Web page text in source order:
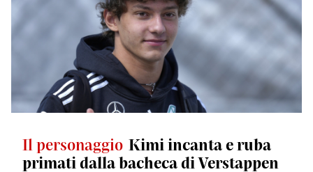
Il personaggio Kimi incanta e ruba
primati dalla bacheca di Verstappen